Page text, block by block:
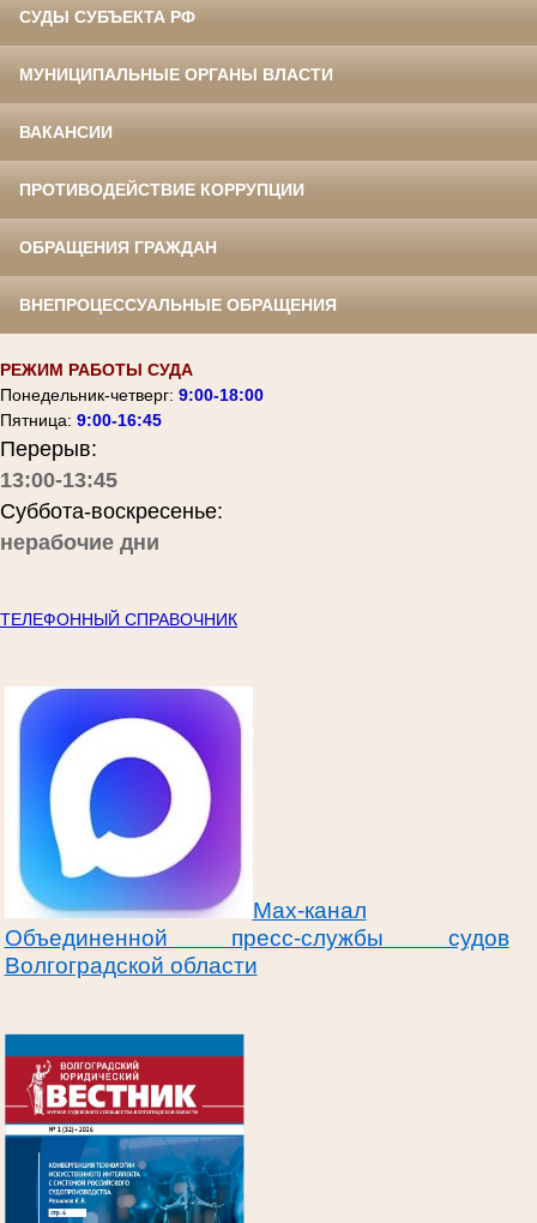
СУДЫ СУБЪЕКТА РФ
МУНИЦИПАЛЬНЫЕ ОРГАНЫ ВЛАСТИ
ВАКАНСИИ
ПРОТИВОДЕЙСТВИЕ КОРРУПЦИИ
ОБРАЩЕНИЯ ГРАЖДАН
ВНЕПРОЦЕССУАЛЬНЫЕ ОБРАЩЕНИЯ
РЕЖИМ РАБОТЫ СУДА
Понедельник-четверг: 9:00-18:00
Пятница: 9:00-16:45
Перерыв:
13:00-13:45
Суббота-воскресенье:
нерабочие дни
ТЕЛЕФОННЫЙ СПРАВОЧНИК
Max-канал
Объединенной пресс-службы судов
Волгоградской области